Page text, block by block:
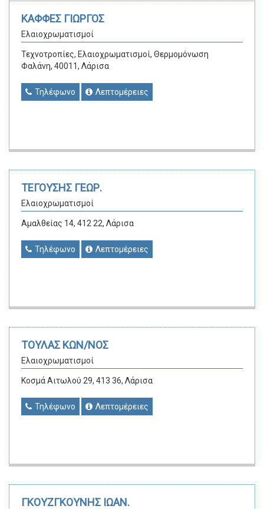
ΚΑΦΦΕΣ ΓΙΩΡΓΟΣ
Ελαιοχρωματισμοί
Τεχνοτροπίες, Ελαιοχρωματισμοί, Θερμομόνωση
Φαλάνη, 40011, Λάρισα
Τηλέφωνο Λεπτομέρειες
ΤΕΓΟΥΣΗΣ ΓΕΩΡ.
Ελαιοχρωματισμοί
Αμαλθείας 14, 412 22, Λάρισα
Τηλέφωνο Λεπτομέρειες
ΤΟΥΛΑΣ ΚΩΝ/ΝΟΣ
Ελαιοχρωματισμοί
Κοσμά Αιτωλού 29, 413 36, Λάρισα
Τηλέφωνο Λεπτομέρειες
ΓΚΟΥΖΓΚΟΥΝΗΣ ΙΩΑΝ.